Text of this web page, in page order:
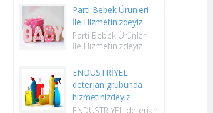
Parti Bebek Ürünleri
İle Hizmetinizdeyiz
Parti Bebek Ürünleri
İle Hizmetinizdeyiz
ENDÜSTRİYEL
deterjan grubunda
hizmetinizdeyiz
ENDÜSTRİYEL deterjan